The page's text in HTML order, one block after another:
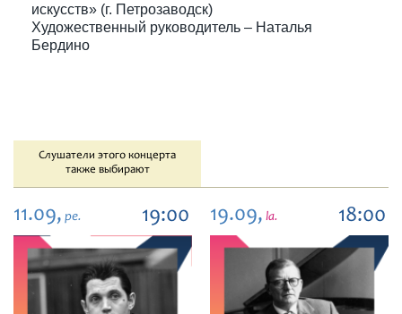
искусств» (г. Петрозаводск)
Художественный руководитель – Наталья
Бердино
Слушатели этого концерта
также выбирают
11.09, pe. 19:00 19.09, la. 18:00